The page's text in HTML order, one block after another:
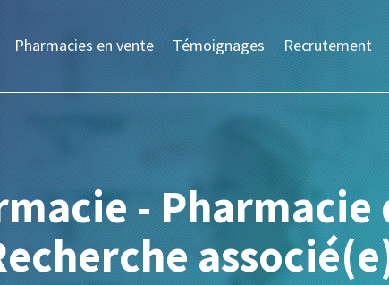
Pharmacies en vente Témoignages Recrutement
-